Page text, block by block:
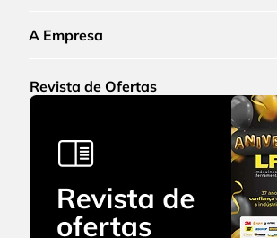
A Empresa
Revista de Ofertas